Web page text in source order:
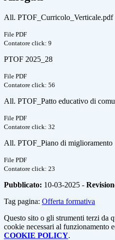
All. PTOF_Curricolo_Verticale.pdf
File PDF
Contatore click: 9
PTOF 2025_28
File PDF
Contatore click: 56
All. PTOF_Patto educativo di
File PDF
Contatore click: 32
All. PTOF_Piano di miglioramento
File PDF
Contatore click: 23
Pubblicato: 10-03-2025 -
Tag pagina: Offerta formativa
Questo sito o gli strumenti terzi da
cookie necessari al funzionamento
COOKIE POLICY.